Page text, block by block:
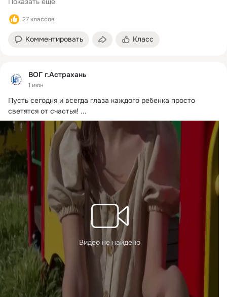
27 классов
Комментировать Класс
ВОГ г.Астрахань
1 июн
Пусть сегодня и всегда глаза каждого ребенка просто
светятся от счастья! ...
Видео не найдено